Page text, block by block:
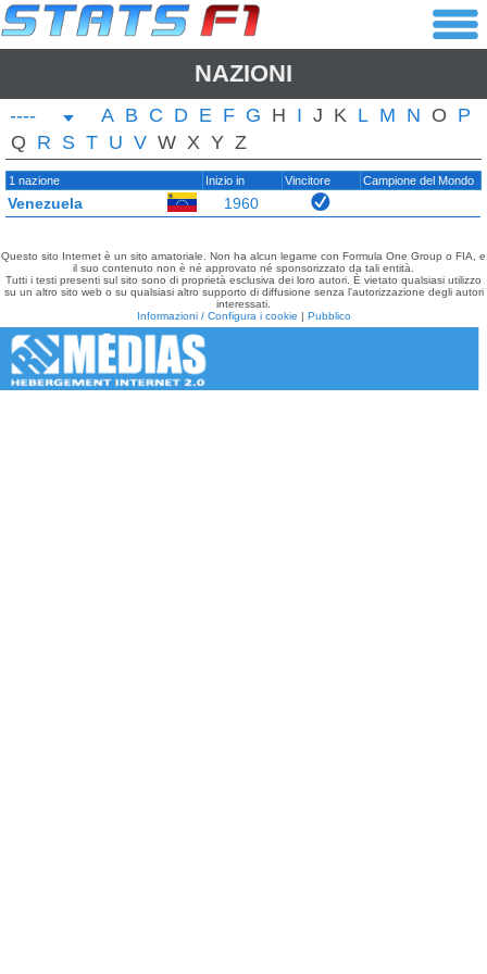
NAZIONI
---- A B C D E F G H I J K L M N O P
Q R S T U V W X Y Z
1 nazione Inizio in Vincitore Campione del Mondo
Venezuela 1960
Questo sito Internet è un sito amatoriale. Non ha alcun legame con Formula One Group o FIA, e
il suo contenuto non è né approvato né sponsorizzato da tali entità.
Tutti i testi presenti sul sito sono di proprietà esclusiva dei loro autori. È vietato qualsiasi utilizzo
su un altro sito web o su qualsiasi altro supporto di diffusione senza l'autorizzazione degli autori
interessati.
Informazioni / Configura i cookie | Pubblico